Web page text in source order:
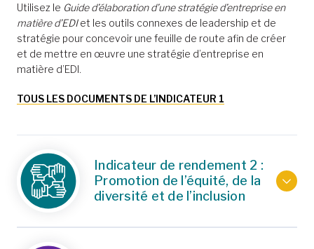
Utilisez le Guide d’élaboration d’une stratégie d’entreprise en
matière d’EDIet les outils connexes de leadership et de
stratégie pour concevoir une feuille de route afin de créer
et de mettre en œuvre une stratégie d’entreprise en
matière d’EDI.
TOUS LES DOCUMENTS DE L’INDICATEUR 1
Indicateur de rendement 2 :
Promotion de l’équité, de la
diversité et de l’inclusion